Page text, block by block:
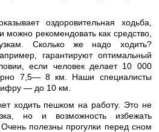
оздоровительная ходьба,
рекомендовать как средство,
Сколько же надо ходить?
гарантируют оптимальный
если человек делает 10 000
7,5— 8 км. Наши специалисты
— до 10 км.
ходить пешком на работу. Это не
но и возможность избежать
полезны прогулки перед сном